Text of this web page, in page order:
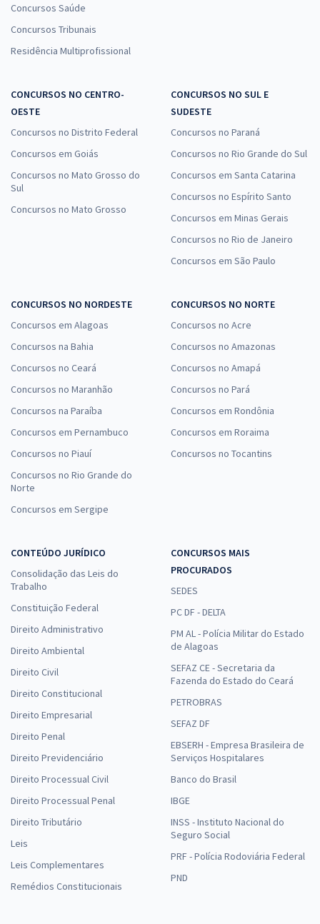
Concursos Saúde
Concursos Tribunais
Residência Multiprofissional
CONCURSOS NO CENTRO-
OESTE
Concursos no Distrito Federal
Concursos em Goiás
Concursos no Mato Grosso do
Sul
Concursos no Mato Grosso
CONCURSOS NO SUL E
SUDESTE
Concursos no Paraná
Concursos no Rio Grande do Sul
Concursos em Santa Catarina
Concursos no Espírito Santo
Concursos em Minas Gerais
Concursos no Rio de Janeiro
Concursos em São Paulo
CONCURSOS NO NORDESTE
Concursos em Alagoas
Concursos na Bahia
Concursos no Ceará
Concursos no Maranhão
Concursos na Paraíba
Concursos em Pernambuco
Concursos no Piauí
Concursos no Rio Grande do
Norte
Concursos em Sergipe
CONCURSOS NO NORTE
Concursos no Acre
Concursos no Amazonas
Concursos no Amapá
Concursos no Pará
Concursos em Rondônia
Concursos em Roraima
Concursos no Tocantins
CONTEÚDO JURÍDICO
Consolidação das Leis do
Trabalho
Constituição Federal
Direito Administrativo
Direito Ambiental
Direito Civil
Direito Constitucional
Direito Empresarial
Direito Penal
Direito Previdenciário
Direito Processual Civil
Direito Processual Penal
Direito Tributário
Leis
Leis Complementares
Remédios Constitucionais
CONCURSOS MAIS
PROCURADOS
SEDES
PC DF - DELTA
PM AL - Polícia Militar do Estado
de Alagoas
SEFAZ CE - Secretaria da
Fazenda do Estado do Ceará
PETROBRAS
SEFAZ DF
EBSERH - Empresa Brasileira de
Serviços Hospitalares
Banco do Brasil
IBGE
INSS - Instituto Nacional do
Seguro Social
PRF - Polícia Rodoviária Federal
PND